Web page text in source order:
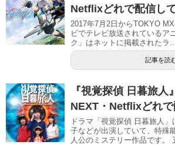
Netflixどれで配信し
2017年7月2日からTOKYO
ビでテレビ放送されているア
ク」はネットに掲載されたラ...
記事を読
『視覚探偵 日暮旅
NEXT・Netflixどれで
ドラマ「視覚探偵 日暮旅人
子などが出演していて、特殊
人公のミステリー作品です。